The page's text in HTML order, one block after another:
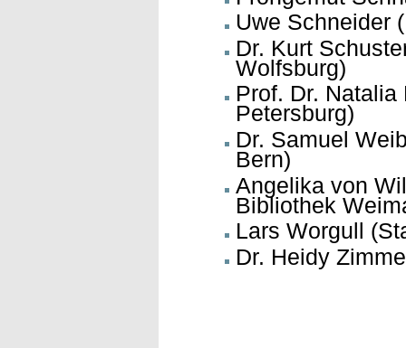
Uwe Schneider
Dr. Kurt
Wolfsburg)
Prof. Dr.
Petersburg)
Dr. Samuel
Bern)
Angelika von
Bibliothek
Lars Worgull
Dr. Heidy